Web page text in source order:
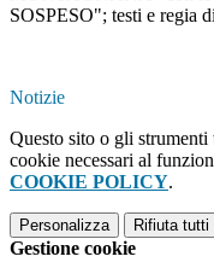
SOSPESO"; testi e regia
Notizie
Questo sito o gli
cookie necessari al
COOKIE POLICY.
Personalizza Rifiuta tutti
Gestione cookie